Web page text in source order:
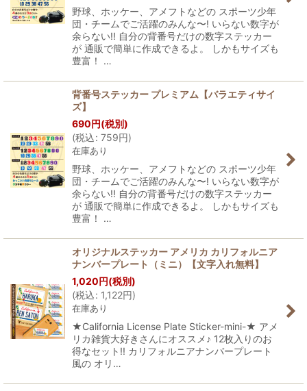
野球、ホッケー、アメフトなどの スポーツ少年
団・チームでご活躍のみんな〜! いらない数字が
余らない!! 自分の背番号だけの数字ステッカー
が 通販で簡単に作成できるよ。 しかもサイズも
豊富！ …
背番号ステッカー プレミアム【バラエティサイ
ズ】
690円(税別)
(税込: 759円)
在庫あり
野球、ホッケー、アメフトなどの スポーツ少年
団・チームでご活躍のみんな〜! いらない数字が
余らない!! 自分の背番号だけの数字ステッカー
が 通販で簡単に作成できるよ。 しかもサイズも
豊富！ …
オリジナルステッカー アメリカ カリフォルニア
ナンバープレート（ミニ）【文字入れ無料】
1,020円(税別)
(税込: 1,122円)
在庫あり
★California License Plate Sticker-mini-★ アメ
リカ雑貨大好きさんにオススメ♪ 12枚入りのお
得なセット!! カリフォルニアナンバープレート
風の オリ…